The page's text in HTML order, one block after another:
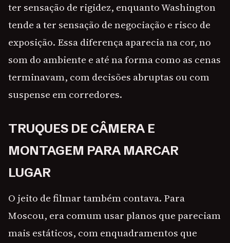
ter sensação de rigidez, enquanto Washington
tende a ter sensação de negociação e risco de
exposição. Essa diferença aparecia na cor, no
som do ambiente e até na forma como as cenas
terminavam, com decisões abruptas ou com
suspense em corredores.
TRUQUES DE CÂMERA E
MONTAGEM PARA MARCAR
LUGAR
O jeito de filmar também contava. Para
Moscou, era comum usar planos que pareciam
mais estáticos, com enquadramentos que